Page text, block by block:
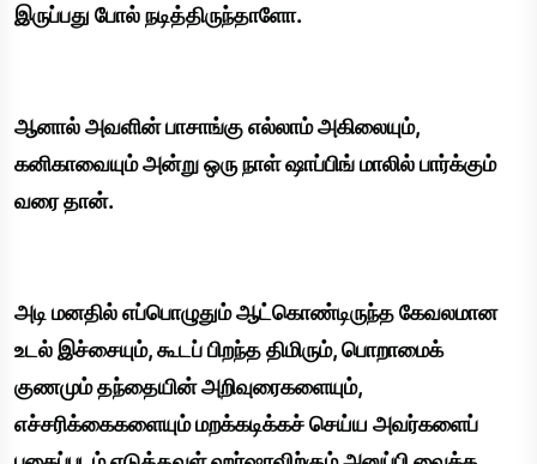
இருப்பது போல் நடித்திருந்தாளோ.
ஆனால் அவளின் பாசாங்கு எல்லாம் அகிலையும்,
கனிகாவையும் அன்று ஒரு நாள் ஷாப்பிங் மாலில் பார்க்கும்
வரை தான்.
அடி மனதில் எப்பொழுதும் ஆட்கொண்டிருந்த கேவலமான
உடல் இச்சையும், கூடப் பிறந்த திமிரும், பொறாமைக்
குணமும் தந்தையின் அறிவுரைகளையும்,
எச்சரிக்கைகளையும் மறக்கடிக்கச் செய்ய அவர்களைப்